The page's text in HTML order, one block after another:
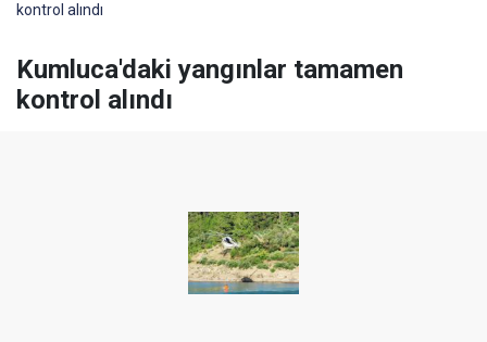
kontrol alındı
Kumluca'daki yangınlar tamamen
kontrol alındı